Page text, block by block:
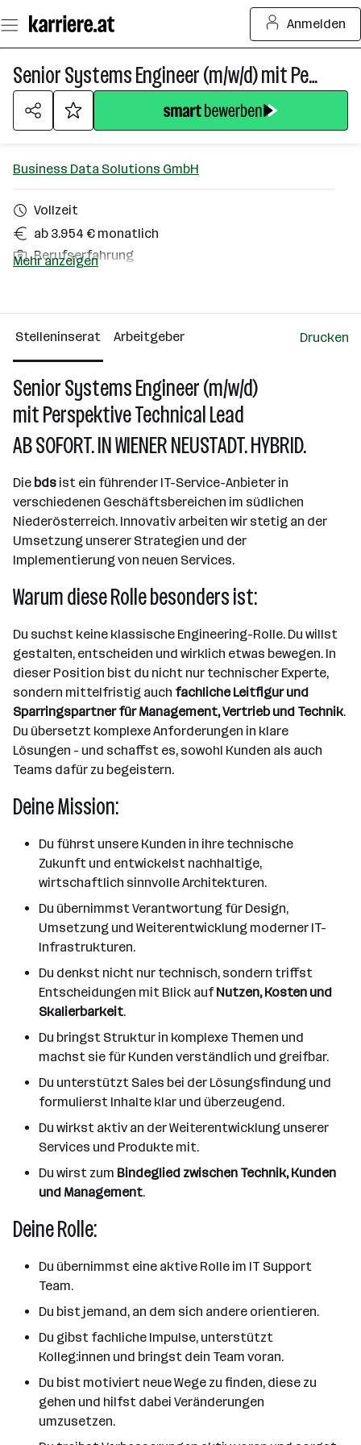
Seiteninhalt
springen
Anmelden
Senior Systems Engineer (m/w/d) mit Perspektive Technical Lead
Business Data Solutions GmbH
Vollzeit
ab 3.954 € monatlich
Berufserfahrung
31 - 50 Mitarbeiter*innen
Wiener Neustadt
Mehr anzeigen
Stelleninserat Arbeitgeber Drucken
Senior Systems Engineer (m/w/d)
mit Perspektive Technical Lead
AB SOFORT. IN WIENER NEUSTADT. HYBRID.
Die bds ist ein führender IT-Service-Anbieter in
verschiedenen Geschäftsbereichen im südlichen
Niederösterreich. Innovativ arbeiten wir stetig an der
Umsetzung unserer Strategien und der
Implementierung von neuen Services.
Warum diese Rolle besonders ist:
Du suchst keine klassische Engineering-Rolle. Du willst
gestalten, entscheiden und wirklich etwas bewegen. In
dieser Position bist du nicht nur technischer Experte,
sondern mittelfristig auch fachliche Leitfigur und
Sparringspartner für Management, Vertrieb und Technik.
Du übersetzt komplexe Anforderungen in klare
Lösungen - und schaffst es, sowohl Kunden als auch
Teams dafür zu begeistern.
Deine Mission:
Du führst unsere Kunden in ihre technische
Zukunft und entwickelst nachhaltige,
wirtschaftlich sinnvolle Architekturen.
Du übernimmst Verantwortung für Design,
Umsetzung und Weiterentwicklung moderner IT-
Infrastrukturen.
Du denkst nicht nur technisch, sondern triffst
Entscheidungen mit Blick aufNutzen, Kosten und
Skalierbarkeit.
Du bringst Struktur in komplexe Themen und
machst sie für Kunden verständlich und greifbar.
Du unterstützt Sales bei der Lösungsfindung und
formulierst Inhalte klar und überzeugend.
Du wirkst aktiv an der Weiterentwicklung unserer
Services und Produkte mit.
Du wirst zum Bindeglied zwischen Technik, Kunden
und Management.
Deine Rolle:
Du übernimmst eine aktive Rolle im IT Support
Team.
Du bist jemand, an dem sich andere orientieren.
Du gibst fachliche Impulse, unterstützt
Kolleg:innen und bringst dein Team voran.
Du bist motiviert neue Wege zu finden, diese zu
gehen und hilfst dabei Veränderungen
umzusetzen.